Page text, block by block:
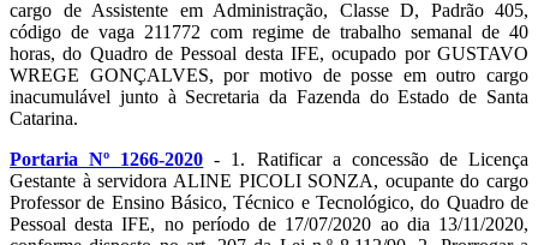
cargo de Assistente em Administração, Classe D, Padrão 405,
código de vaga 211772 com regime de trabalho semanal de 40
horas, do Quadro de Pessoal desta IFE, ocupado por GUSTAVO
WREGE GONÇALVES, por motivo de posse em outro cargo
inacumulável junto à Secretaria da Fazenda do Estado de Santa
Catarina.
Portaria Nº 1266-2020 - 1. Ratificar a concessão de Licença
Gestante à servidora ALINE PICOLI SONZA, ocupante do cargo
Professor de Ensino Básico, Técnico e Tecnológico, do Quadro de
Pessoal desta IFE, no período de 17/07/2020 ao dia 13/11/2020,